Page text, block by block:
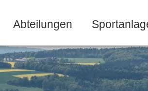
Abteilungen